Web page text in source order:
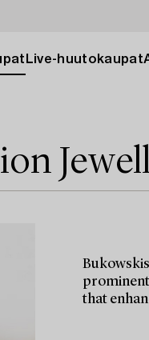
Live-huutokaupat
prominent
that